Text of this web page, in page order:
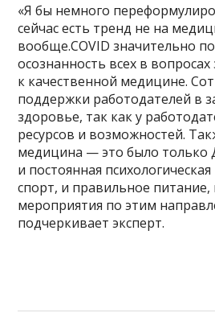
«Я бы немного
сейчас есть тренд не на
вообще.COVID значительно
осознанность всех в
к качественной медицине.
поддержки работодателей в
здоровье, так как у
ресурсов и возможностей.
медицина — это было только
и постоянная
спорт, и правильное
мероприятия по этим
подчеркивает эксперт.